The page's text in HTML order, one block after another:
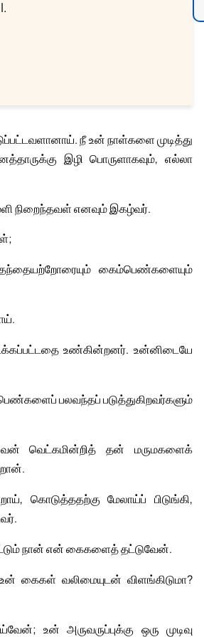
நீ உன் நாள்களை முடித்து
இழி பொருளாகவும், எல்லா
நிறைந்தவள் எனவும் இகழ்வர்.
கைம்பெண்களையும்
உண்கின்றனர். உன்னிடையே
பலவந்தப் படுத்துகிறவர்களும்
வெட்கமின்றித் தன் மருமகளைக்
கொடுத்ததற்கு மேலாய்ப் பிடுங்கி,
நான் என் கைகளைத் தட்டுவேன்.
கைகள் வலிமையுடன் விளங்கிடுமா?
உன் அருவருப்புக்கு ஒரு முடிவு